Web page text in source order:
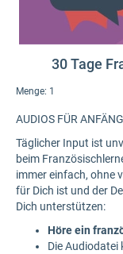
30 Tage
Menge: 1
AUDIOS FÜR
Täglicher Input ist
beim
immer einfach, ohne
für Dich ist und der
Dich unterstützen:
Höre ein
Die Audiodatei